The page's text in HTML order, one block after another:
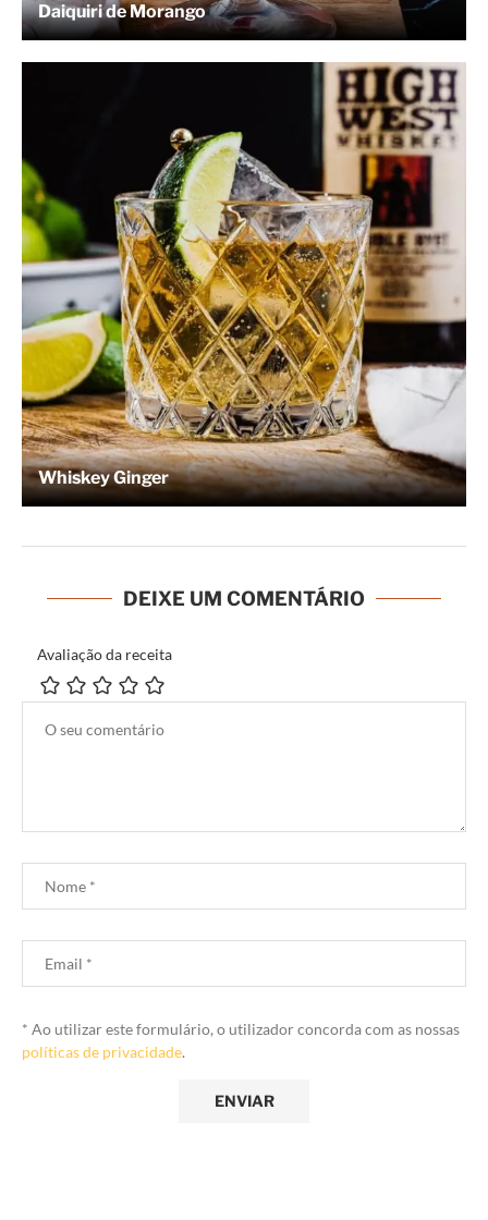
Daiquiri de Morango
Whiskey Ginger
DEIXE UM COMENTÁRIO
Avaliação da receita
* Ao utilizar este formulário, o utilizador concorda com as nossas
políticas de privacidade.